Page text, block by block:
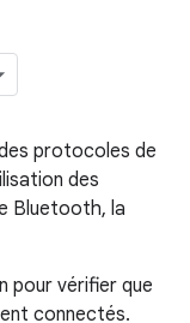
protocoles de
des
Bluetooth, la
pour vérifier que
connectés.